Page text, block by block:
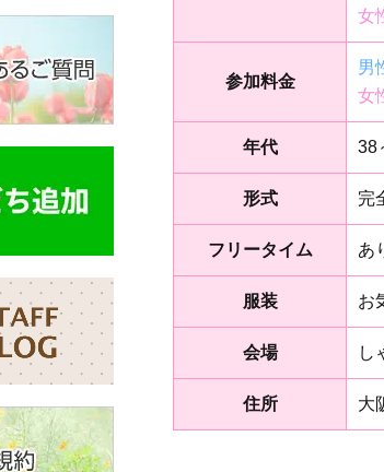
女
参加料金
男
女
年代 38
形式 完
フリータイム あ
服装 お
会場 し
住所 大